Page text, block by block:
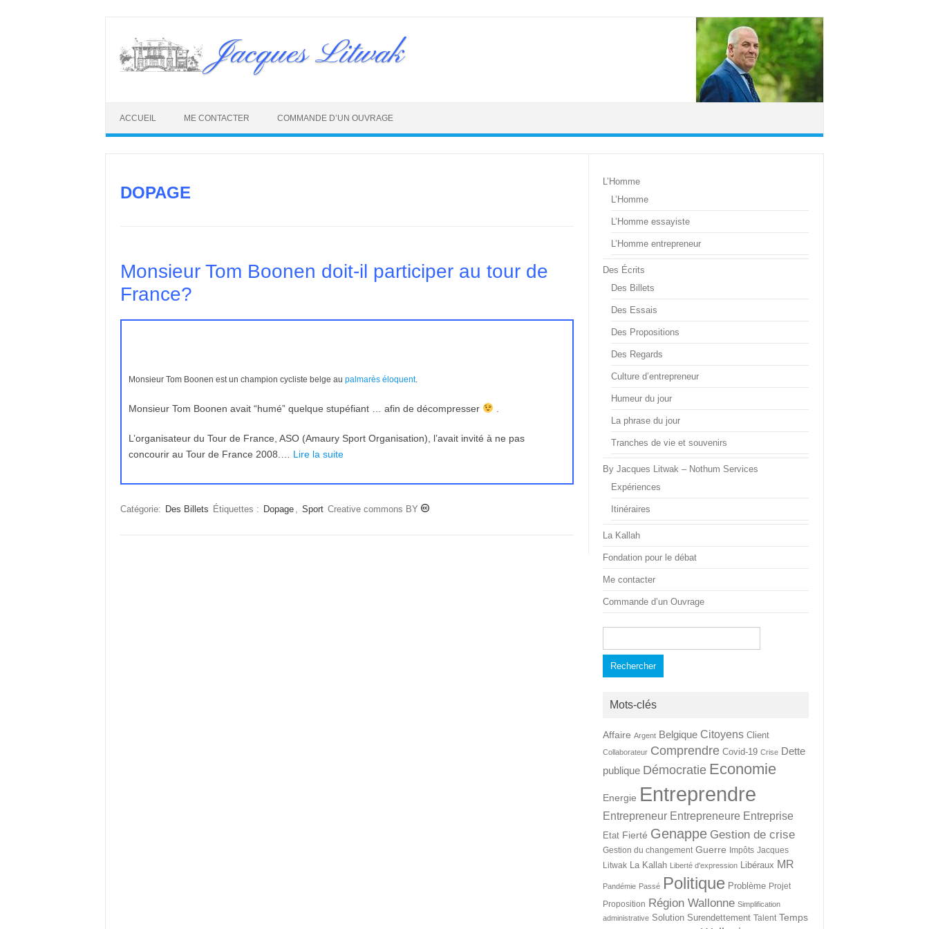
content
Jacques Litwak
ACCUEIL ME CONTACTER COMMANDE D’UN OUVRAGE
DOPAGE
Monsieur Tom Boonen doit-il participer au tour de
France?
Monsieur Tom Boonen est un champion cycliste belge au palmarès éloquent.
Monsieur Tom Boonen avait “humé” quelque stupéfiant … afin de décompresser
L’organisateur du Tour de France, ASO (Amaury Sport Organisation), l’avait invité à ne pas
concourir au Tour de France 2008.… Lire la suite
Catégorie: Des Billets Étiquettes : Dopage , Sport Creative commons BY
L’Homme
L’Homme
L’Homme essayiste
L’Homme entrepreneur
Des Écrits
Des Billets
Des Essais
Des Propositions
Des Regards
Culture d’entrepreneur
Humeur du jour
La phrase du jour
Tranches de vie et souvenirs
By Jacques Litwak – Nothum Services
Expériences
Itinéraires
La Kallah
Fondation pour le débat
Me contacter
Commande d’un Ouvrage
Mots-clés
Affaire Argent Belgique Citoyens Client
Collaborateur Comprendre Covid-19 Crise Dette
publique Démocratie Economie
Energie Entreprendre
Entrepreneur Entrepreneure Entreprise
Etat Fierté Genappe Gestion de crise
Gestion du changement Guerre Impôts Jacques
Litwak La Kallah Liberté d'expression Libéraux MR
Pandémie Passé Politique Problème Projet
Proposition Région Wallonne Simplification
administrative Solution Surendettement Talent Temps